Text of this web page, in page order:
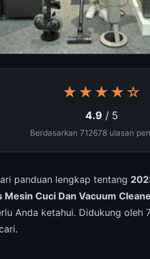
★★★★☆
4.9 / 5
Berdasarkan 712678 ulasan
panduan lengkap tentang
Cuci Dan Vacuum
Anda ketahui. Didukung